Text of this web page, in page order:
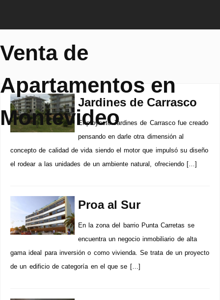
Venta de
Apartamentos en
Montevideo
Jardines de Carrasco
El proyecto Jardines de Carrasco fue creado
pensando en darle otra dimensión al
concepto de calidad de vida siendo el motor que impulsó su diseño
el rodear a las unidades de un ambiente natural, ofreciendo […]
Proa al Sur
En la zona del barrio Punta Carretas se
encuentra un negocio inmobiliario de alta
gama ideal para inversión o como vivienda. Se trata de un proyecto
de un edificio de categoría en el que se […]